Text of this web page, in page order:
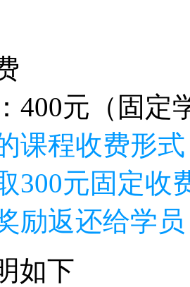
400元（固定
课程收费形
300元固定收
励返还给学
如下